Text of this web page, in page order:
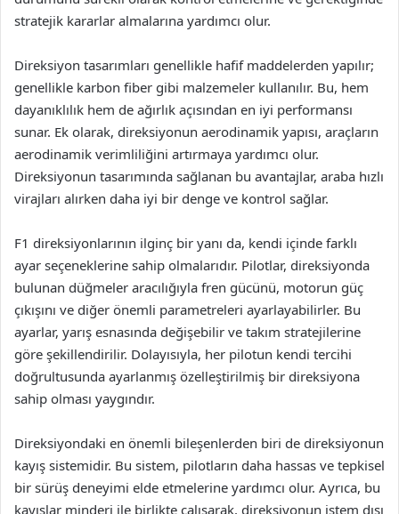
stratejik kararlar almalarına yardımcı olur.
Direksiyon tasarımları genellikle hafif maddelerden yapılır;
genellikle karbon fiber gibi malzemeler kullanılır. Bu, hem
dayanıklılık hem de ağırlık açısından en iyi performansı
sunar. Ek olarak, direksiyonun aerodinamik yapısı, araçların
aerodinamik verimliliğini artırmaya yardımcı olur.
Direksiyonun tasarımında sağlanan bu avantajlar, araba hızlı
virajları alırken daha iyi bir denge ve kontrol sağlar.
F1 direksiyonlarının ilginç bir yanı da, kendi içinde farklı
ayar seçeneklerine sahip olmalarıdır. Pilotlar, direksiyonda
bulunan düğmeler aracılığıyla fren gücünü, motorun güç
çıkışını ve diğer önemli parametreleri ayarlayabilirler. Bu
ayarlar, yarış esnasında değişebilir ve takım stratejilerine
göre şekillendirilir. Dolayısıyla, her pilotun kendi tercihi
doğrultusunda ayarlanmış özelleştirilmiş bir direksiyona
sahip olması yaygındır.
Direksiyondaki en önemli bileşenlerden biri de direksiyonun
kayış sistemidir. Bu sistem, pilotların daha hassas ve tepkisel
bir sürüş deneyimi elde etmelerine yardımcı olur. Ayrıca, bu
kayışlar minderi ile birlikte çalışarak, direksiyonun istem dışı